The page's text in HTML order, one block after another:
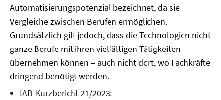
Automatisierungspotenzial bezeichnet, da sie
Vergleiche zwischen Berufen ermöglichen.
Grundsätzlich gilt jedoch, dass die Technologien nicht
ganze Berufe mit ihren vielfältigen Tätigkeiten
übernehmen können – auch nicht dort, wo Fachkräfte
dringend benötigt werden.
IAB-Kurzbericht 21/2023: